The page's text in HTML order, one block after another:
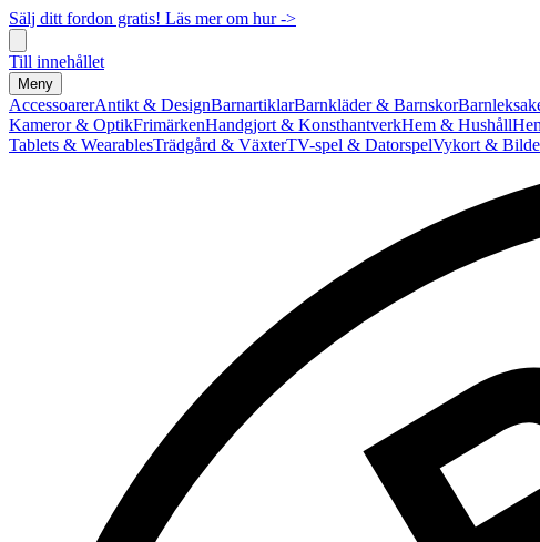
Sälj ditt fordon gratis! Läs mer om hur ->
Till innehållet
Meny
AccessoarerAntikt & DesignBarnartiklarBarnkläder & Barnskor
Kameror & OptikFrimärkenHandgjort & KonsthantverkHem & Hushåll
Tablets & WearablesTrädgård & VäxterTV-spel & DatorspelVykort &